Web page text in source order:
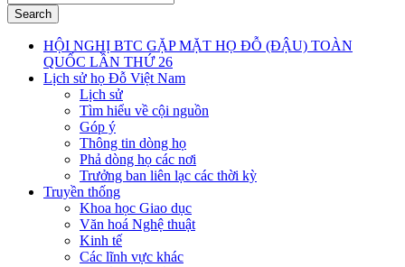
Search
HỘI NGHỊ BTC GẶP MẶT HỌ ĐỖ (ĐẬU) TOÀN
QUỐC LẦN THỨ 26
Lịch sử họ Đỗ Việt Nam
Lịch sử
Tìm hiểu về cội nguồn
Góp ý
Thông tin dòng họ
Phả dòng họ các nơi
Trưởng ban liên lạc các thời kỳ
Truyền thống
Khoa học Giao dục
Văn hoá Nghệ thuật
Kinh tế
Các lĩnh vực khác